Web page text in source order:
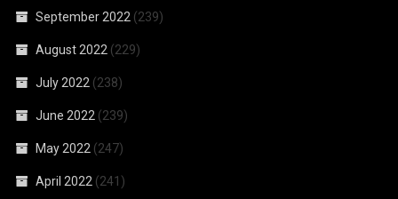
September 2022 (239)
August 2022 (229)
July 2022 (238)
June 2022 (239)
May 2022 (247)
April 2022 (241)